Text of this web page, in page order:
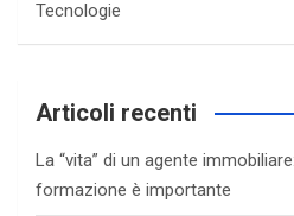
Tecnologie
Articoli recenti
La “vita” di un agente
formazione è importante